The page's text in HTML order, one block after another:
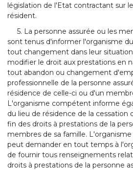
législation de l'Etat contractant sur
résident.
5. La personne assurée ou les
sont tenus d'informer l'organisme
tout changement dans leur
modifier le droit aux prestations en
tout abandon ou changement
professionnelle de la personne
résidence de celle-ci ou d'un
L'organisme compétent informe
du lieu de résidence de la cessation
fin des droits à prestations de la
membres de sa famille.
peut demander en tout temps à
de fournir tous renseignements
droits à prestations de la personne